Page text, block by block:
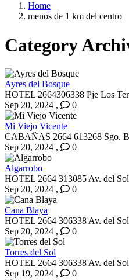
Home
menos de 1 km del centro
Category
Ayres del Bosque
HOTEL 2664306338 Pje Los
Sep 20, 2024 , 0
Mi Viejo Vicente
CABAÑAS 2664 613268 Sgo.
Sep 20, 2024 , 0
Algarrobo
HOTEL 2664 313085 Av. del
Sep 20, 2024 , 0
Cana Blaya
HOTEL 2664 306338 Av. del
Sep 20, 2024 , 0
Torres del Sol
HOTEL 2664 306338 Av. del
Sep 19, 2024 , 0